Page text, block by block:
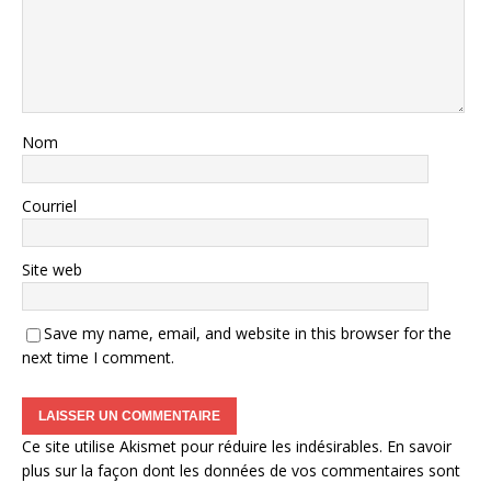
Nom
Courriel
Site web
Save my name, email, and website in this browser for the
next time I comment.
Ce site utilise Akismet pour réduire les indésirables. En savoir
plus sur la façon dont les données de vos commentaires sont